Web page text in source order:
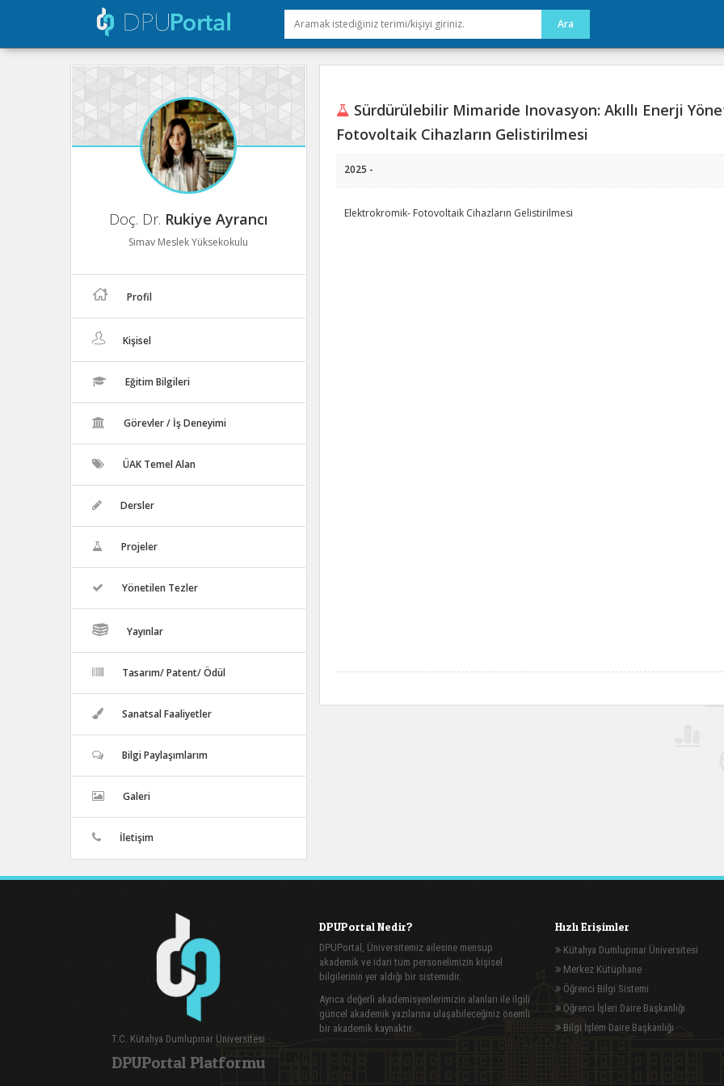
Doç. Dr. Rukiye Ayrancı
Simav Meslek Yüksekokulu
Profil
Kişisel
Eğitim Bilgileri
Görevler / İş Deneyimi
ÜAK Temel Alan
Dersler
Projeler
Yönetilen Tezler
Yayınlar
Tasarım/ Patent/ Ödül
Sanatsal Faaliyetler
Bilgi Paylaşımlarım
Galeri
İletişim
Sürdürülebilir Mimaride Inovasyon: Akıllı Enerji
Fotovoltaik Cihazların Gelistirilmesi
2025 -
Elektrokromik- Fotovoltaik Cihazların Gelistirilmesi
T.C. Kütahya Dumlupınar Üniversitesi
DPUPortal Platformu
DPUPortal Nedir?
DPUPortal, Üniversitemiz ailesine mensup
akademik ve idari tüm personelimizin kişisel
bilgilerinin yer aldığı bir sistemidir.
Ayrıca değerli akademisyenlerimizin alanları ile ilgili
güncel akademik yazılarına ulaşabileceğiniz önemli
bir akademik kaynaktır.
Hızlı Erişimler
Kütahya Dumlupınar Üniversitesi
Merkez Kütüphane
Öğrenci Bilgi Sistemi
Öğrenci İşleri Daire Başkanlığı
Bilgi İşlem Daire Başkanlığı